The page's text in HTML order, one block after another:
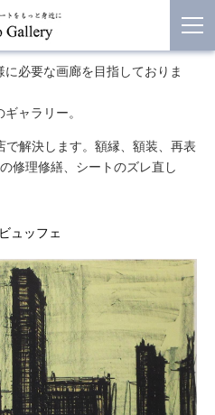
必要な画廊を目指しておりま
ャラリー。
で解決します。額縁、額装、再表
修理修繕、シートのズレ直し
ュッフェ